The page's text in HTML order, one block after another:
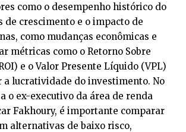
como o desempenho histórico do
de crescimento e o impacto de
como mudanças econômicas e
métricas como o Retorno Sobre
e o Valor Presente Líquido (VPL)
a lucratividade do investimento. No
o ex-executivo da área de renda
Fakhoury, é importante comparar
alternativas de baixo risco,